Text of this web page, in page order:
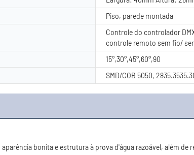
Piso, parede montada
Controle do controlador
controle remoto sem fio/
15°,30°,45°,60°,90
SMD/COB 5050,
bonita e estrutura à prova d'água razoável, além de